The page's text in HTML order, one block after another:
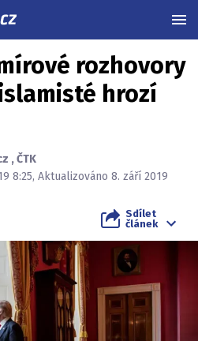
rozhovory
hrozí
,ČTK
8:25, Aktualizováno 8. září 2019
Sdílet
článek